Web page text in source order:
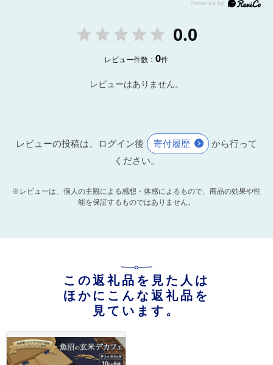
0.0
レビュー件数：0件
レビューはありません。
レビューの投稿は、ログイン後 寄付履歴
から行って
ください。
※レビューは、個人の主観による感想・体感によるもので、商品の効果や性
能を保証するものではありません。
この返礼品を見た人は
ほかにこんな返礼品を
見ています。